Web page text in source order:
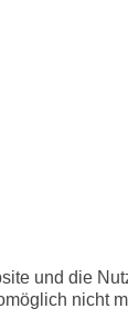
und die
nicht